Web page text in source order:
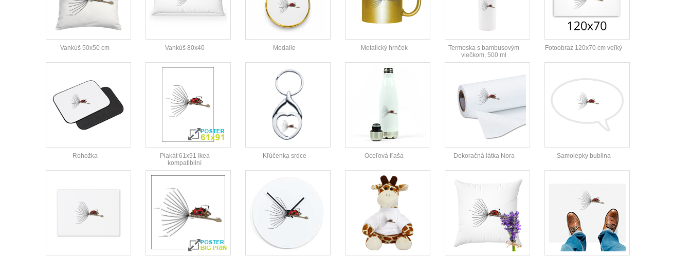
Vankúš 50x50 cm Vankúš 80x40 Medaile Metalický hrnček
Termoska s bambusovým
viečkom, 500 ml
Fotoobraz 120x70 cm veľký
Rohožka
Plakát 61x91 Ikea
kompatibilní
Kľúčenka srdce Oceľová fľaša Dekoračná látka Nora Samolepky bublina